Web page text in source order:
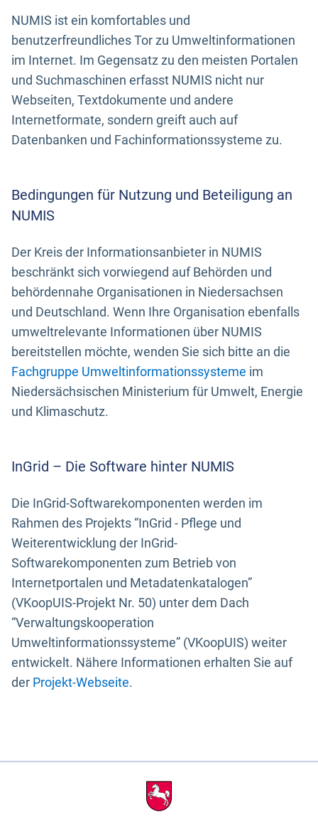
NUMIS ist ein komfortables und
benutzerfreundliches Tor zu Umweltinformationen
im Internet. Im Gegensatz zu den meisten Portalen
und Suchmaschinen erfasst NUMIS nicht nur
Webseiten, Textdokumente und andere
Internetformate, sondern greift auch auf
Datenbanken und Fachinformationssysteme zu.
Bedingungen für Nutzung und Beteiligung an
NUMIS
Der Kreis der Informationsanbieter in NUMIS
beschränkt sich vorwiegend auf Behörden und
behördennahe Organisationen in Niedersachsen
und Deutschland. Wenn Ihre Organisation ebenfalls
umweltrelevante Informationen über NUMIS
bereitstellen möchte, wenden Sie sich bitte an die
Fachgruppe Umweltinformationssysteme im
Niedersächsischen Ministerium für Umwelt, Energie
und Klimaschutz.
InGrid – Die Software hinter NUMIS
Die InGrid-Softwarekomponenten werden im
Rahmen des Projekts “InGrid - Pflege und
Weiterentwicklung der InGrid-
Softwarekomponenten zum Betrieb von
Internetportalen und Metadatenkatalogen”
(VKoopUIS-Projekt Nr. 50) unter dem Dach
“Verwaltungskooperation
Umweltinformationssysteme” (VKoopUIS) weiter
entwickelt. Nähere Informationen erhalten Sie auf
der Projekt-Webseite.